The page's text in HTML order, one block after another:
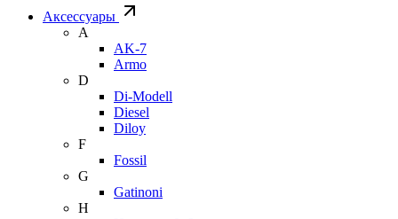
Аксессуары
A
AK-7
Armo
D
Di-Modell
Diesel
Diloy
F
Fossil
G
Gatinoni
H